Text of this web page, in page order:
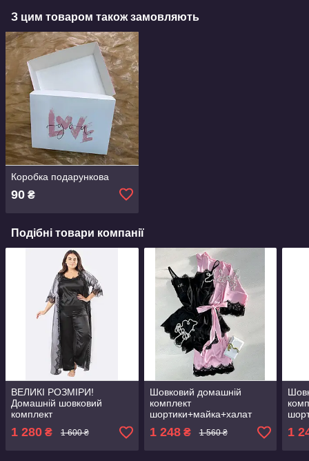
З цим товаром також замовляють
Коробка подарункова
90 ₴
Подібні товари компанії
ВЕЛИКІ РОЗМІРИ!
Домашній шовковий
комплект
штани+майка+халат шовк
трійка сірий/чорний
1 280 ₴ 1 600 ₴
Шовковий домашній
комплект
шортики+майка+халат
шовк Сінді трійка
1 248₴ 1 560 ₴ 1